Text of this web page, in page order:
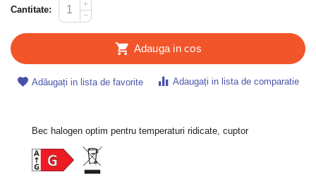
Cantitate:
+
−
Adauga in cos
Adăugați in lista de favorite Adaugați in lista de comparatie
Bec halogen optim pentru temperaturi ridicate, cuptor